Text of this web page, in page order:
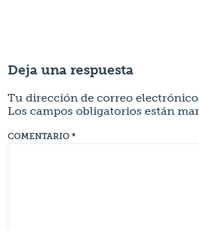
Deja una respuesta
Tu dirección de correo
Los campos obligatorios están
COMENTARIO*